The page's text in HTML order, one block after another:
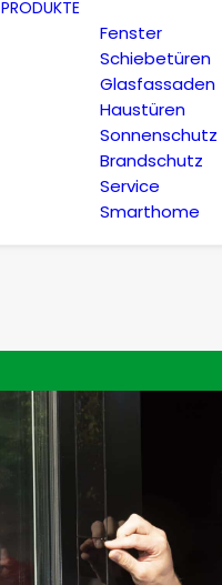
PRODUKTE
Fenster
Schiebetüren
Glasfassaden
Haustüren
Sonnenschutz
Brandschutz
Service
Smarthome